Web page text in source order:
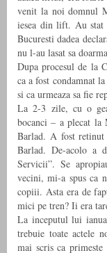
venit la noi domnul
iesea din lift. Au stat
Bucuresti dadea
nu l-au lasat sa
Dupa procesul de la
ca a fost condamnat
si ca urmeaza sa fie
La 2-3 zile, cu o
bocanci – a plecat
Barlad. A fost
Barlad. De-acolo a
Servicii”. Se
vecini, mi-a spus ca
copiii. Asta era de
mici pe tren? Ii era
La inceputul lui
trebuie toate actele
mai scris ca